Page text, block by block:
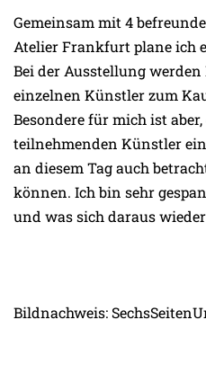
Gemeinsam mit 4
Atelier Frankfurt plane ich
Bei der Ausstellung
einzelnen Künstler zum
Besondere für mich ist
teilnehmenden Künstler
an diesem Tag auch
können. Ich bin sehr
und was sich daraus
Bildnachweis: